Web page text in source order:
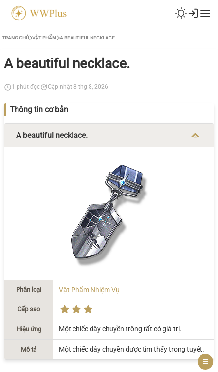
TRANG CHỦ VẬT PHẨM A BEAUTIFUL NECKLACE.
A beautiful necklace.
1 phút đọc Cập nhật 8 thg 8, 2026
Thông tin cơ bản
A beautiful necklace.
Phân loại Vật Phẩm Nhiệm Vụ
Cấp sao
Hiệu ứng Một chiếc dây chuyền trông rất có giá trị.
Mô tả Một chiếc dây chuyền được tìm thấy trong tuyết.